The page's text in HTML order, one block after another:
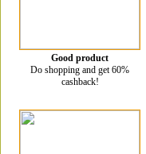
Good product
Do shopping and get 60%
cashback!